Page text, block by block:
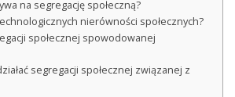
na segregację społeczną?
nierówności społecznych?
społecznej spowodowanej
segregacji społecznej związanej z